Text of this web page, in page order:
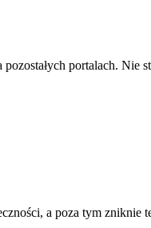
portalach. Nie
a poza tym zniknie